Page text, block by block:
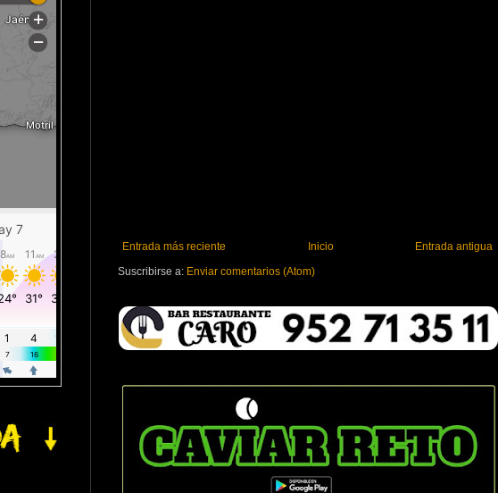
Entrada más reciente Entrada antigua
Inicio
Suscribirse a: Enviar comentarios (Atom)